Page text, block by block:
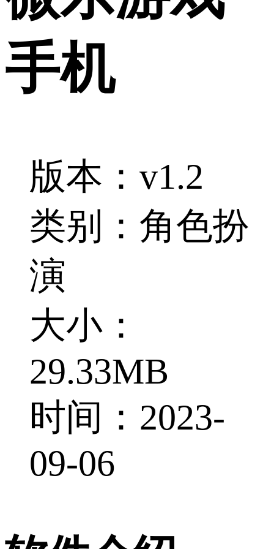
手机
版本：v1.2
类别：角色扮
演
大小：
29.33MB
时间：2023-
09-06